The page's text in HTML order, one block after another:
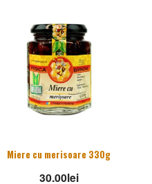
Miere cu merisoare 330g
30.00lei